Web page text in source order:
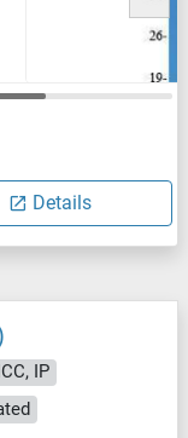
Details
IP